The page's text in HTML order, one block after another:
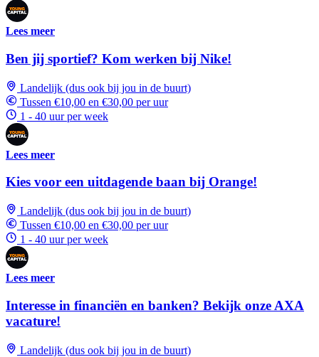
Lees meer
Ben jij sportief? Kom werken bij Nike!
Landelijk (dus ook bij jou in de buurt)
Tussen €10,00 en €30,00 per uur
1 - 40 uur per week
Lees meer
Kies voor een uitdagende baan bij Orange!
Landelijk (dus ook bij jou in de buurt)
Tussen €10,00 en €30,00 per uur
1 - 40 uur per week
Lees meer
Interesse in financiën en banken? Bekijk onze AXA
vacature!
Landelijk (dus ook bij jou in de buurt)